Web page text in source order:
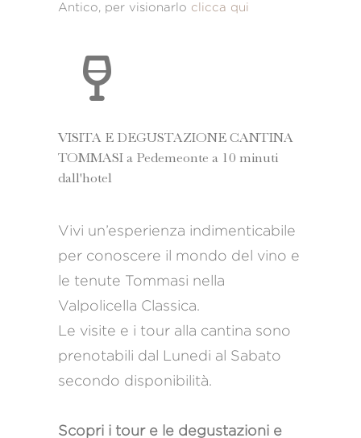
Antico, per visionarlo clicca qui
VISITA E DEGUSTAZIONE CANTINA
TOMMASI a Pedemeonte a 10 minuti
dall'hotel
Vivi un’esperienza indimenticabile
per conoscere il mondo del vino e
le tenute Tommasi nella
Valpolicella Classica.
Le visite e i tour alla cantina sono
prenotabili dal Lunedi al Sabato
secondo disponibilità.
Scopri i tour e le degustazioni e